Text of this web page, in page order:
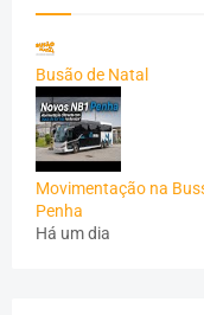
Busão de Natal
Movimentação na
Penha
Há um dia